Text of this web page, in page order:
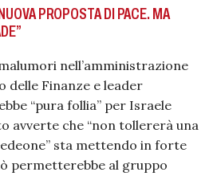
PROPOSTA DI PACE. MA
nell’amministrazione
delle Finanze e leader
“pura follia” per Israele
avverte che “non tollererà una
sta mettendo in forte
permetterebbe al gruppo